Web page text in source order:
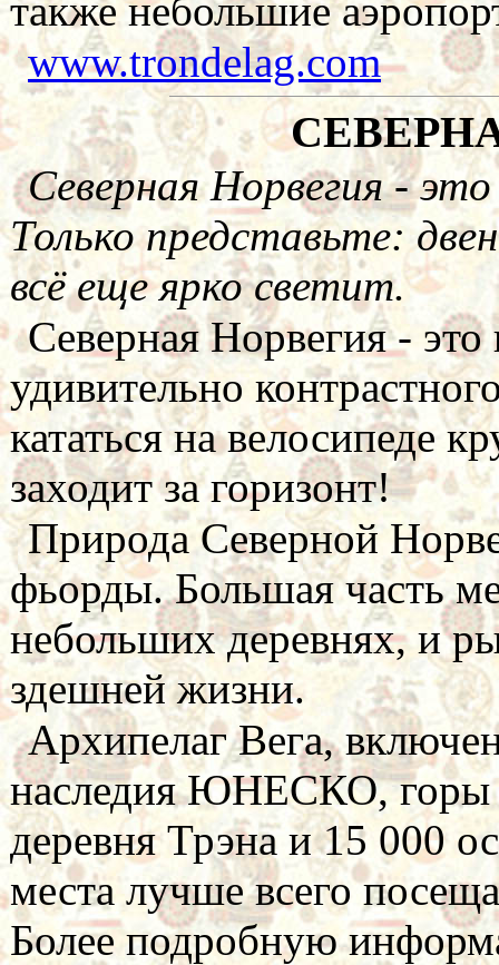
также небольшие
www.trondelag.com
Северная Норвегия -
Только представьте:
всё еще ярко светит.
Северная Норвегия -
удивительно
кататься на велосипеде
заходит за горизонт!
Природа Северной
фьорды. Большая часть
небольших деревнях, и
здешней жизни.
Архипелаг Вега,
наследия ЮНЕСКО, горы
деревня Трэна и 15 000
места лучше всего
Более подробную